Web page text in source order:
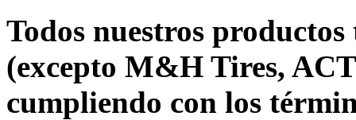
Todos nuestros
(excepto M&H Tires,
cumpliendo con los